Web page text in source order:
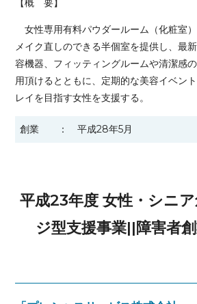
【概 要】
女性専用有料パウダールーム（化粧室
メイク直しのできる半個室を提供し、最
容機器、フィッティングルームや清潔感
用頂けるとともに、定期的な美容イベン
レイを目指す女性を支援する。
創業 平成28年5月
平成23年度 女性・シニ
ジ型支援事業||障害者